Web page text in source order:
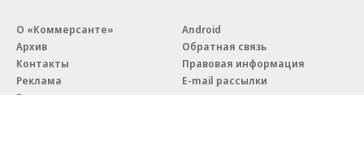
О «Коммерсанте»
Архив
Контакты
Реклама
Вакансии
Android
Обратная связь
Правовая информация
E-mail рассылки